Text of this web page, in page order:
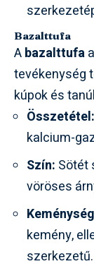
Bazalttufa
Abazalttufa
tevékenység
kúpok és
Összetétel:
kalcium-
Szín: Sötét
vöröses
kemény,
szerkezetű.